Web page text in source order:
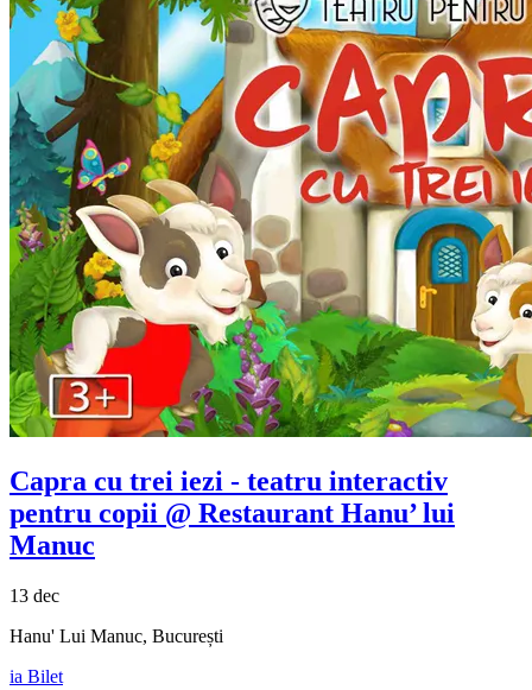
Capra cu trei iezi - teatru interactiv
pentru copii @ Restaurant Hanu’ lui
Manuc
13 dec
Hanu' Lui Manuc, București
ia Bilet